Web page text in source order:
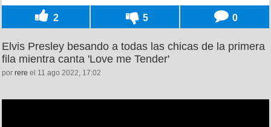
2 5 0
Elvis Presley besando a todas las chicas de la primera
fila mientra canta 'Love me Tender'
por rere el 11 ago 2022, 17:02